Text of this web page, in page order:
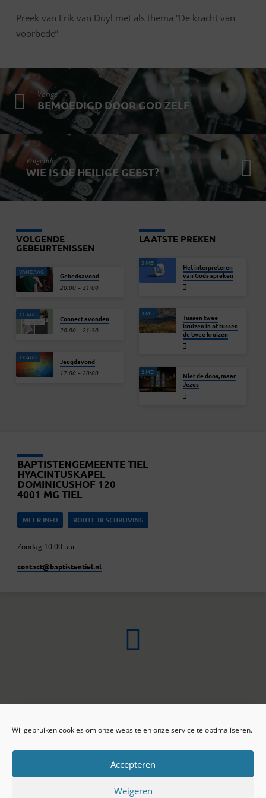
Wij gebruiken cookies om onze website en onze service te optimaliseren.
Accepteren
Weigeren
Preek van Erik van Duyl met als thema “De kracht van
voorbede”
Vorige
BEMOEDIGD DOOR GOD ZELF
Volgende
WIE IS DE HEILIGE GEEST?
VOLGENDE
GEBEURTENISSEN
VANDAAG Gebedsavond
20:00 – 21:00
11 AUG Connect avonden
20:00 – 21:30
19 AUG Jeugdavond
17:00 – 20:00
LAATSTE PREKEN
3 MEI
Het interpreteren
van Gods spreken
3 MEI
Tussen twee
kruizen in of tussen
de twee kruizen
2 MEI
Niet de doos, maar
Jezus
BAPTISTENGEMEENTE TIEL
HYACINTUSKAPEL
DOMINICUSHOF 120
4001 MG TIEL
MEER INFO ROUTE BESCHRIJVING
Zondag 10.00 uur
contact​@baptistentiel.nl
ONLINE ARCHIEF
Privacy beleid